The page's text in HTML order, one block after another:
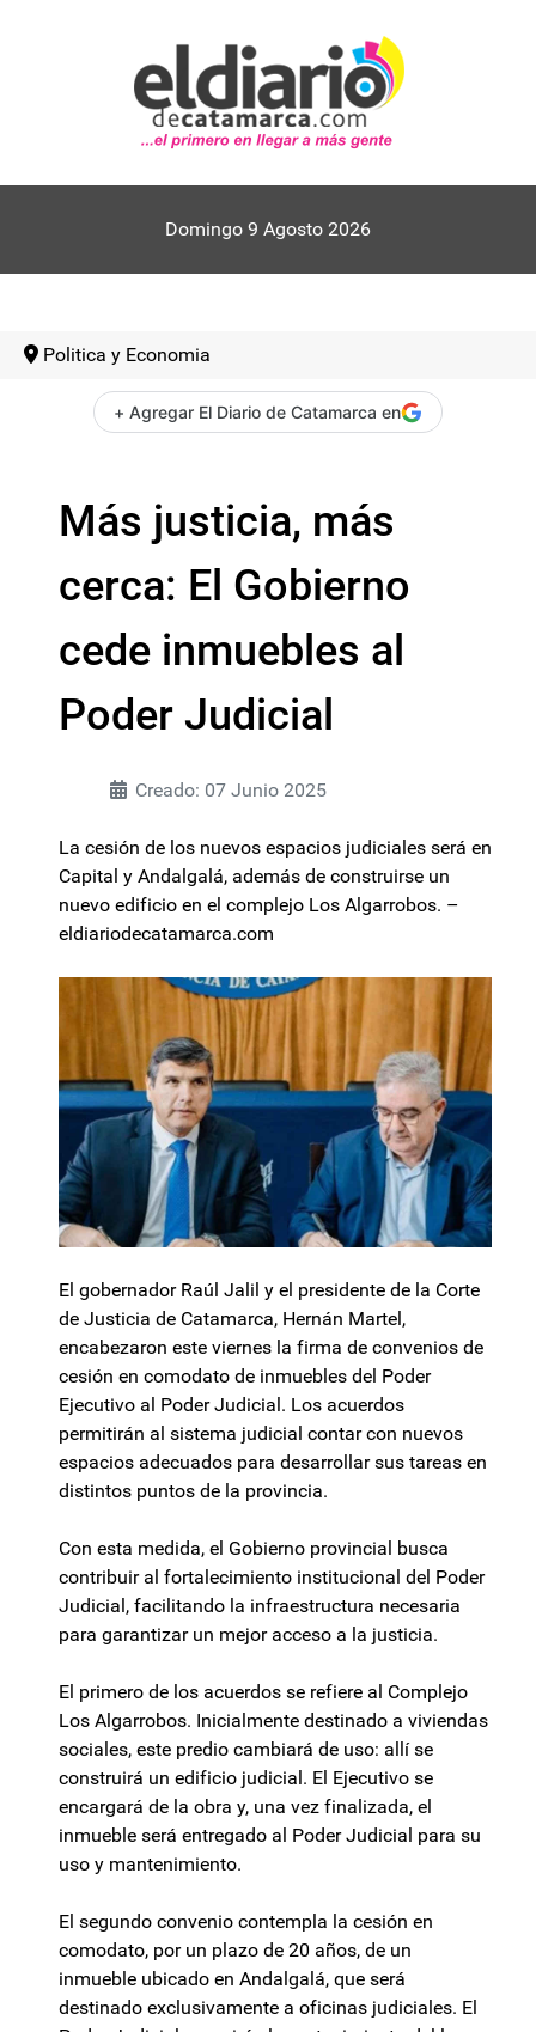
Domingo 9 Agosto 2026
Politica y Economia
+ Agregar El Diario de Catamarca en
Más justicia, más
cerca: El Gobierno
cede inmuebles al
Poder Judicial
Creado: 07 Junio 2025
La cesión de los nuevos espacios judiciales será en
Capital y Andalgalá, además de construirse un
nuevo edificio en el complejo Los Algarrobos. –
eldiariodecatamarca.com
El gobernador Raúl Jalil y el presidente de la Corte
de Justicia de Catamarca, Hernán Martel,
encabezaron este viernes la firma de convenios de
cesión en comodato de inmuebles del Poder
Ejecutivo al Poder Judicial. Los acuerdos
permitirán al sistema judicial contar con nuevos
espacios adecuados para desarrollar sus tareas en
distintos puntos de la provincia.
Con esta medida, el Gobierno provincial busca
contribuir al fortalecimiento institucional del Poder
Judicial, facilitando la infraestructura necesaria
para garantizar un mejor acceso a la justicia.
El primero de los acuerdos se refiere al Complejo
Los Algarrobos. Inicialmente destinado a viviendas
sociales, este predio cambiará de uso: allí se
construirá un edificio judicial. El Ejecutivo se
encargará de la obra y, una vez finalizada, el
inmueble será entregado al Poder Judicial para su
uso y mantenimiento.
El segundo convenio contempla la cesión en
comodato, por un plazo de 20 años, de un
inmueble ubicado en Andalgalá, que será
destinado exclusivamente a oficinas judiciales. El